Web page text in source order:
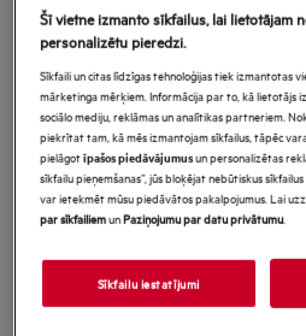
baktēriju augšanai. Lai
apsaldējumiem“ un vislabāk
jāuzglabā hermētiskā
gaisa un mitruma.
Šī vietne izmanto sīkfailus, lai lietotājam
personalizētu pieredzi.
Sīkfaili un citas līdzīgas tehnoloģijas tiek izmantotas
mārketinga mērķiem. Informācija par to, kā lietotājs
sociālo mediju, reklāmas un analītikas partneriem.
piekrītat tam, kā mēs izmantojam sīkfailus, tāpēc
pielāgotīpašos piedāvājumusun personalizētas
sīkfailu pieņemšanas”, jūs bloķējat nebūtiskus
var ietekmēt mūsu piedāvātos pakalpojumus. Lai
par sīkfailiemunPaziņojumu par datu privātumu.
Sīkfailu iestatījumi